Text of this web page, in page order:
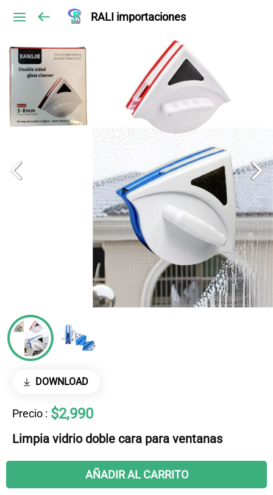
RALI importaciones
DOWNLOAD
Precio : $2,990
Limpia vidrio doble cara para ventanas
AÑADIR AL CARRITO